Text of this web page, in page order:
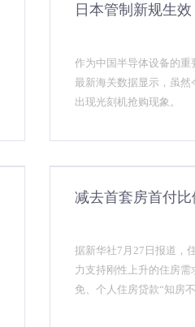
日本管制新规生
作为中国半导体设备的重
最新海关数据显示，虽
出现光刻机抢购现象。
减去首套房首付
据新华社7月27日报道，
力支持刚性上升的住房
免、个人住房贷款“知房